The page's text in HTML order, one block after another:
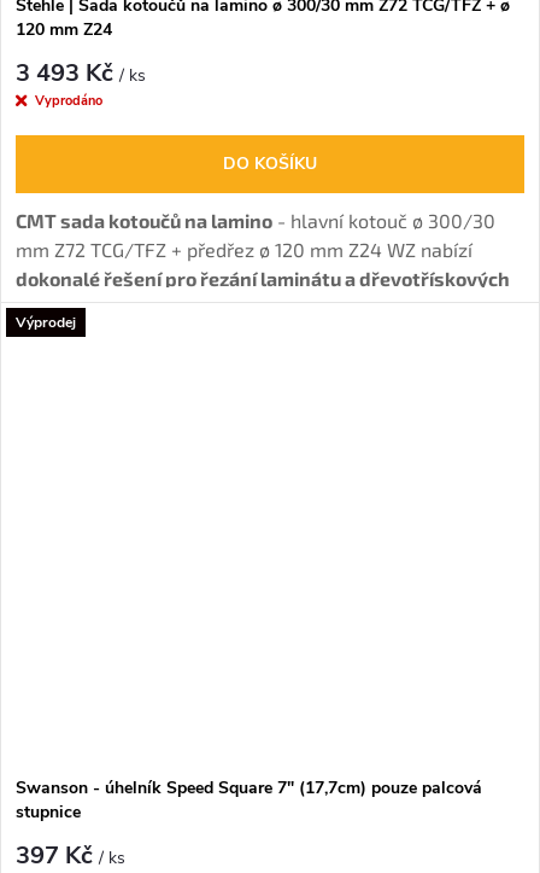
Stehle | Sada kotoučů na lamino ø 300/30 mm Z72 TCG/TFZ + ø
120 mm Z24
3 493 Kč/ ks
Vyprodáno
DO KOŠÍKU
CMT sada kotoučů na lamino - hlavní kotouč ø 300/30
mm Z72 TCG/TFZ + předřez ø 120 mm Z24 WZ nabízí
dokonalé řešení pro řezání laminátu a dřevotřískových
desek bez otřepůdíky kombinaci hlavního a
předřezového kotouče.
Výprodej
Swanson - úhelník Speed Square 7" (17,7cm) pouze palcová
stupnice
397 Kč/ ks